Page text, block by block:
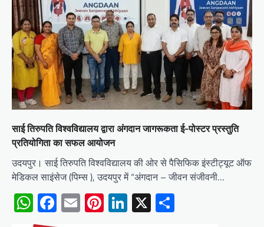
साई तिरुपति विश्वविद्यालय द्वारा अंगदान जागरूकता ई-पोस्टर प्रस्तुति
प्रतियोगिता का सफल आयोजन
उदयपुर। साई तिरुपति विश्वविद्यालय की ओर से पैसिफिक इंस्टीट्यूट ऑफ
मेडिकल साइंसेज (पिम्स ), उदयपुर में “अंगदान – जीवन संजीवनी…
WhatsApp
Facebook
EmailPinterest
LinkedIn
X